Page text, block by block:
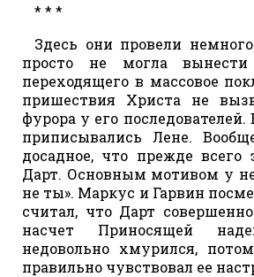
* * *
Здесь они провели
просто не могла вынести
переходящего в массовое
пришествия Христа не
фурора у его
приписывались Лене.
досадное, что прежде всего
Дарт. Основным мотивом у
не ты». Маркус и Гарвин
считал, что Дарт
насчет Приносящей
недовольно хмурился,
правильно чувствовал ее